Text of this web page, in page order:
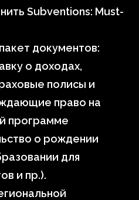
Subventions: Must-
документов:
о доходах,
полисы и
право на
программе
о рождении
для
и пр.).